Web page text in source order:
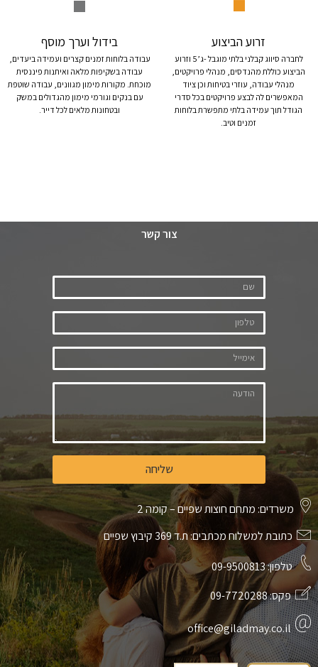
זרוע הביצוע
לחברה סיווג קבלני בלתי מוגבל -ג’5 וזרוע
הביצוע כוללת מהנדסים, מנהלי פרויקטים,
מנהלי עבודה, עוזרי בטיחות וכן ציוד
המאפשרים לה לבצע פרויקטים בכל סדרי
הגודל תוך עמידה בלתי מתפשרת בלוחות
זמנים וטיב.
בידול וערך מוסף
עבודה בלוחות זמנים קצרים ועמידה ביעדים,
עבודה בשקיפות מלאה ואיתנות פיננסית
מוכחת. מקורות מימון מגוונים, עבודה שוטפת
עם בנקים וגורמי מימון מהגדולים במשק
ובטחונות מלאים לכל דייר.
צור קשר
שליחה
משרדים: מתחם חוצות שפיים – קומה 2
כתובת למשלוח מכתבים: ת.ד 369 קיבוץ שפיים
טלפון:09-9500813
פקס:09-7720288
office@giladmay.co.il